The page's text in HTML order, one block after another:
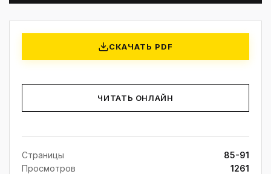
СКАЧАТЬ PDF
ЧИТАТЬ ОНЛАЙН
Страницы
85-91
Просмотров
1261